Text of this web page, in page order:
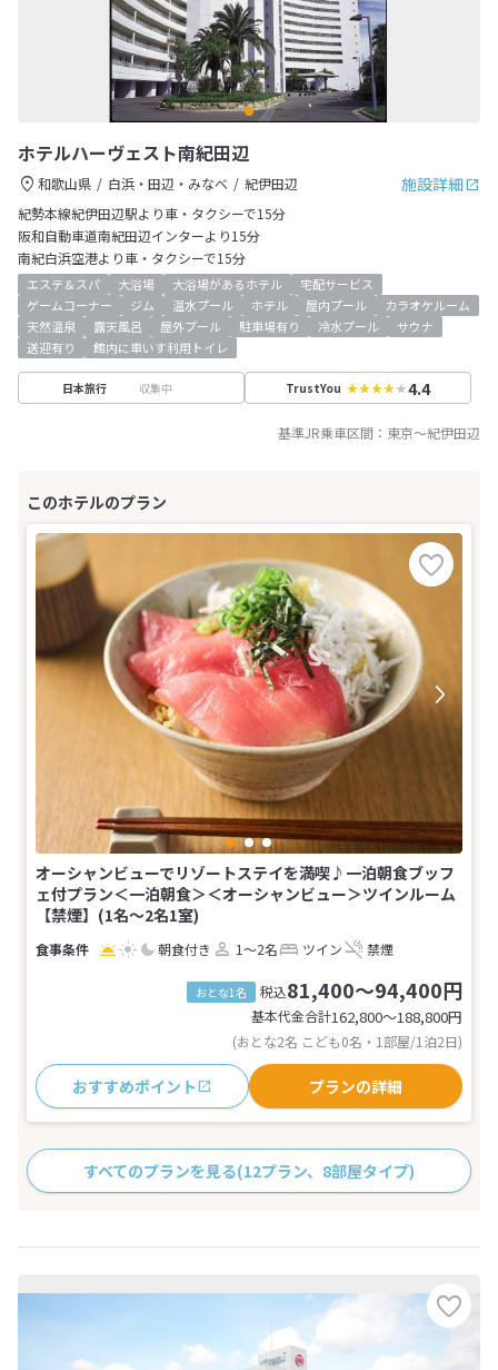
ホテルハーヴェスト南紀田辺
施設詳細
和歌山県 白浜・田辺・みなべ
紀伊田辺
紀勢本線紀伊田辺駅より車・タクシーで15分
阪和自動車道南紀田辺インターより15分
南紀白浜空港より車・タクシーで15分
エステ＆スパ 大浴場 大浴場があるホテル
宅配サービス
ゲームコーナー
ジム 温水プール ホテル 屋内プール
カラオケルーム
天然温泉
露天風呂 屋外プール 駐車場有り 冷水プール
サウナ
送迎有り
館内に車いす利用トイレ
日本旅行 収集中 TrustYou 4.4
基準JR乗車区間： 東京～紀伊田辺
オーシャンビューでリゾートステイを満喫♪一泊朝食ブッフ
ェ付プラン＜一泊朝食＞＜オーシャンビュー＞ツインルーム
【禁煙】(1名～2名1室)
朝食付き 1～2名 ツイン 禁煙
おとな1名 税込81,400～94,400円
基本代金合計162,800〜188,800円
(おとな2名 こども0名・1部屋/1泊2日)
おすすめポイント プランの詳細
すべてのプランを見る(12プラン、8部屋タイプ)